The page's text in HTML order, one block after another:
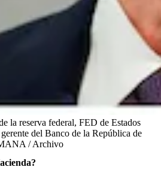
la reserva federal, FED de Estados
del Banco de la República de
/ Archivo